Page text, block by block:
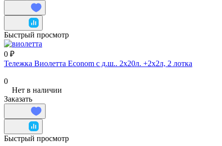
Быстрый просмотр
0 ₽
Тележка Виолетта Econom с д.ш.. 2х20л. +2х2л, 2 лотка
0
Нет в наличии
Заказать
Быстрый просмотр